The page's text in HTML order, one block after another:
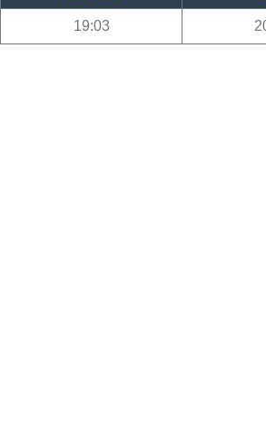
19:03